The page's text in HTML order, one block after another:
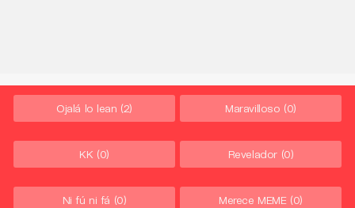
Ojalá lo lean (2) Maravilloso (0)
KK (0) Revelador (0)
Ni fú ni fá (0) Merece MEME (0)